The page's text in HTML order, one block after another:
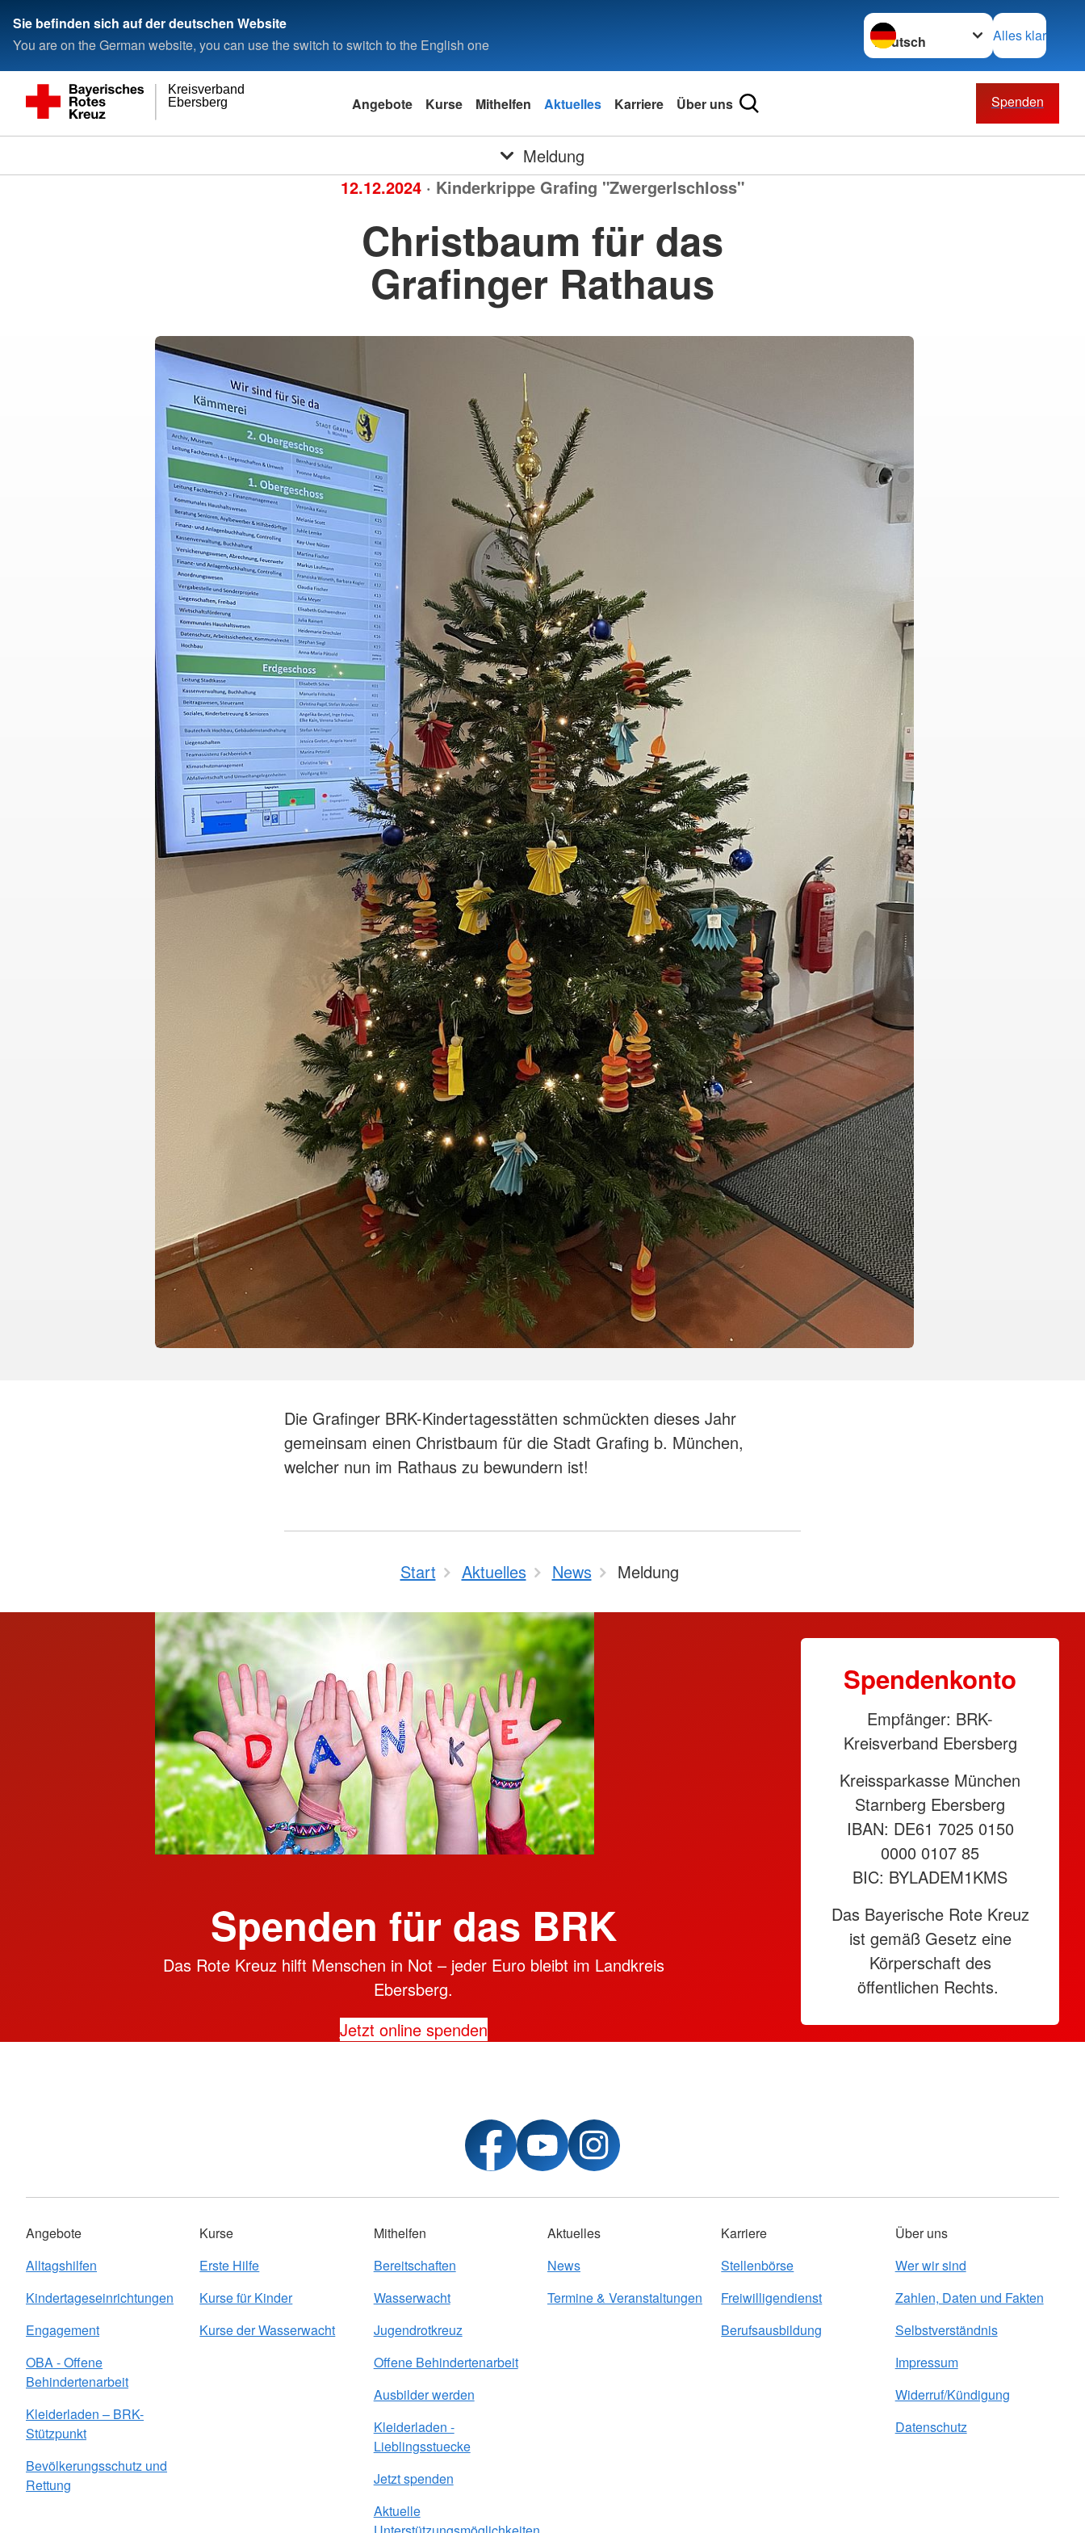
Sie befinden sich auf der deutschen Website
You are on the German website, you can use the switch to switch to the English one
Sprache wechseln zu
Alles klar
Ebersberg
Kreisverband
Angebote Kurse Mithelfen Aktuelles Karriere Über uns Spenden
Meldung
12.12.2024 · Kinderkrippe Grafing "Zwergerlschloss"
Christbaum für das
Grafinger Rathaus
Die Grafinger BRK-Kindertagesstätten schmückten dieses Jahr
gemeinsam einen Christbaum für die Stadt Grafing b. München,
welcher nun im Rathaus zu bewundern ist!
Start Aktuelles News Meldung
Spenden für das BRK
Das Rote Kreuz hilft Menschen in Not – jeder Euro bleibt im Landkreis
Ebersberg.
Jetzt online spenden
Spendenkonto
Empfänger: BRK-
Kreisverband Ebersberg
Kreissparkasse München
Starnberg Ebersberg
IBAN: DE61 7025 0150
0000 0107 85
BIC: BYLADEM1KMS
Das Bayerische Rote Kreuz
ist gemäß Gesetz eine
Körperschaft des
öffentlichen Rechts.
Angebote
Alltagshilfen
Kindertageseinrichtungen
Engagement
OBA - Offene
Behindertenarbeit
Kleiderladen – BRK-
Stützpunkt
Bevölkerungsschutz und
Rettung
Kurse
Erste Hilfe
Kurse für Kinder
Kurse der Wasserwacht
Mithelfen
Bereitschaften
Wasserwacht
Jugendrotkreuz
Offene Behindertenarbeit
Ausbilder werden
Kleiderladen -
Lieblingsstuecke
Jetzt spenden
Aktuelle
Aktuelles
News
Termine & Veranstaltungen
Karriere
Stellenbörse
Freiwilligendienst
Berufsausbildung
Über uns
Wer wir sind
Zahlen, Daten und Fakten
Selbstverständnis
Impressum
Widerruf/Kündigung
Datenschutz